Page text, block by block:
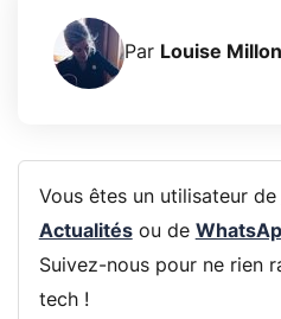
Par Louise Millon
Vous êtes un utilisateur de
Actualitésou de
Suivez-nous pour ne rien
tech !